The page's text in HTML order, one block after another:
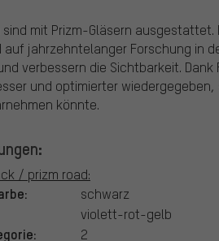
sind mit Prizm-Gläsern
auf jahrzehntelanger Forschung in
verbessern die Sichtbarkeit.
und optimierter
könnte.
/ prizm road:
schwarz
violett-rot-gelb
2